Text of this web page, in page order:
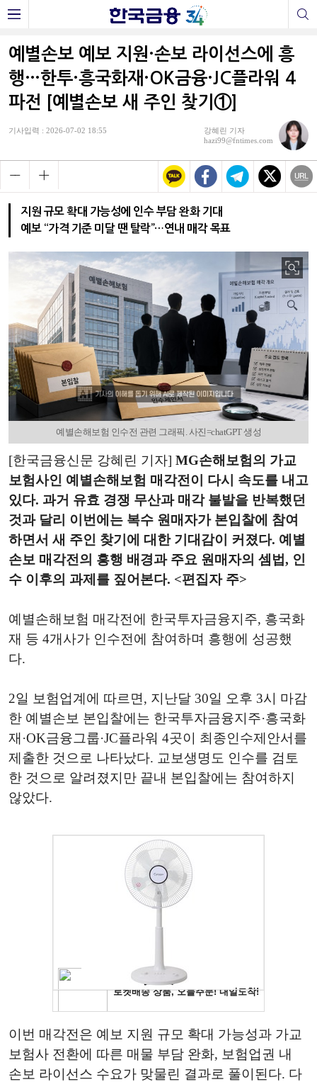
예별손보 예보 지원·손보 라이선스에 흥
행…한투·흥국화재·OK금융·JC플라워 4
파전 [예별손보 새 주인 찾기①]
기사입력 : 2026-07-02 18:55
강혜린 기자
hazi99@fntimes.com
지원 규모 확대 가능성에 인수 부담 완화 기대
예보 “가격 기준 미달 땐 탈락”…연내 매각 목표
예별손해보험 인수전 관련 그래픽. 사진=chatGPT 생성
[한국금융신문 강혜린 기자] MG손해보험의 가교
보험사인 예별손해보험 매각전이 다시 속도를 내고
있다. 과거 유효 경쟁 무산과 매각 불발을 반복했던
것과 달리 이번에는 복수 원매자가 본입찰에 참여
하면서 새 주인 찾기에 대한 기대감이 커졌다. 예별
손보 매각전의 흥행 배경과 주요 원매자의 셈법, 인
수 이후의 과제를 짚어본다. <편집자 주>
예별손해보험 매각전에 한국투자금융지주, 흥국화
재 등 4개사가 인수전에 참여하며 흥행에 성공했
다.
2일 보험업계에 따르면, 지난달 30일 오후 3시 마감
한 예별손보 본입찰에는 한국투자금융지주·흥국화
재·OK금융그룹·JC플라워 4곳이 최종인수제안서를
제출한 것으로 나타났다. 교보생명도 인수를 검토
한 것으로 알려졌지만 끝내 본입찰에는 참여하지
않았다.
이번 매각전은 예보 지원 규모 확대 가능성과 가교
보험사 전환에 따른 매물 부담 완화, 보험업권 내
손보 라이선스 수요가 맞물린 결과로 풀이된다. 다